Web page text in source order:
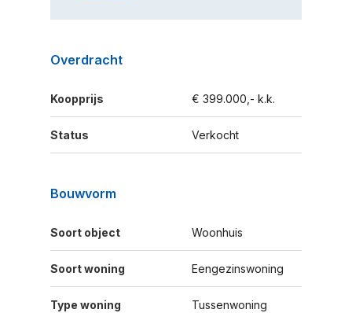
Overdracht
Koopprijs € 399.000,- k.k.
Status Verkocht
Bouwvorm
Soort object Woonhuis
Soort woning Eengezinswoning
Type woning Tussenwoning